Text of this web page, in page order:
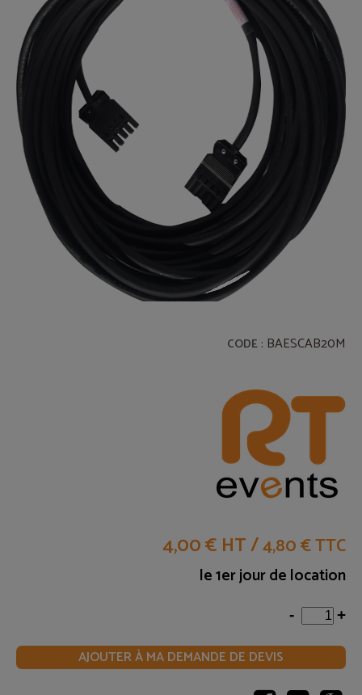
CODE : BAESCAB20M
4,00 € HT/4,80 € TTC
le 1er jour de location
- +
AJOUTER À MA DEMANDE DE DEVIS